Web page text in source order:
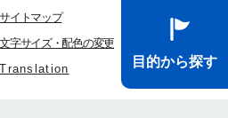
サイトマップ
文字サイズ・配色の変更
Translation
目的から探す